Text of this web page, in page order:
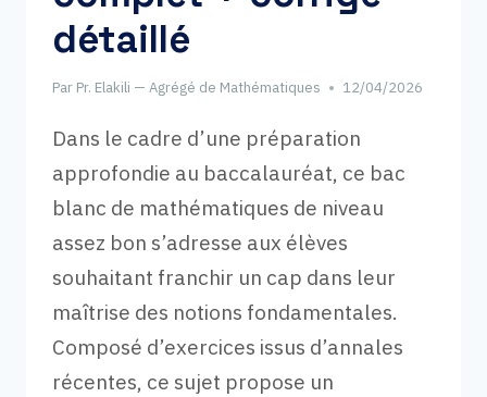
détaillé
Par Pr. Elakili — Agrégé de Mathématiques 12/04/2026
Dans le cadre d’une préparation
approfondie au baccalauréat, ce bac
blanc de mathématiques de niveau
assez bon s’adresse aux élèves
souhaitant franchir un cap dans leur
maîtrise des notions fondamentales.
Composé d’exercices issus d’annales
récentes, ce sujet propose un